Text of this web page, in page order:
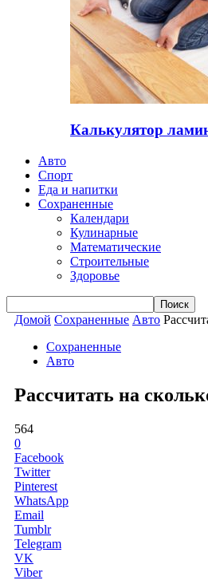
Калькулятор
Авто
Спорт
Еда и напитки
Сохраненные
Календари
Кулинарные
Математические
Строительные
Здоровье
Домой Сохраненные Авто
Сохраненные
Авто
Рассчитать на
564
0
Facebook
Twitter
Pinterest
WhatsApp
Email
Tumblr
Telegram
VK
Viber